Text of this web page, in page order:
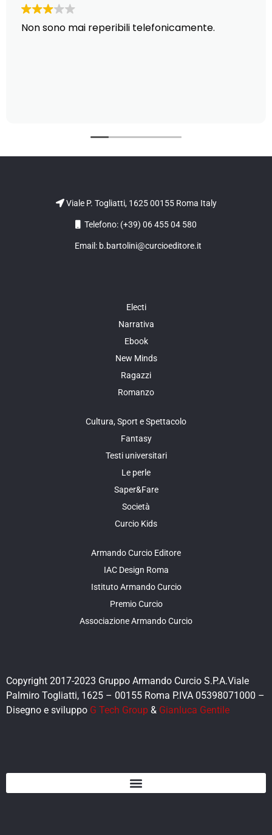
Non sono mai reperibili telefonicamente.
Viale P. Togliatti, 1625 00155 Roma Italy
Telefono: (+39) 06 455 04 580
Email: b.bartolini@curcioeditore.it
Electi
Narrativa
Ebook
New Minds
Ragazzi
Romanzo
Cultura, Sport e Spettacolo
Fantasy
Testi universitari
Le perle
Saper&Fare
Società
Curcio Kids
Armando Curcio Editore
IAC Design Roma
Istituto Armando Curcio
Premio Curcio
Associazione Armando Curcio
Copyright 2017-2023 Gruppo Armando Curcio S.P.A.Viale
Palmiro Togliatti, 1625 – 00155 Roma P.IVA 05398071000 –
Disegno e sviluppo G Tech Group & Gianluca Gentile